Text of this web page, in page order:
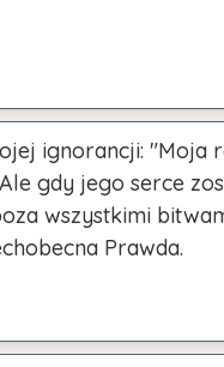
ignorancji: "Moja
gdy jego serce
wszystkimi
Prawda.